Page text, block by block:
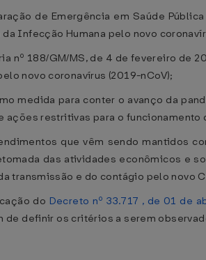
de Emergência em Saúde
Infecção Humana pelo novo
nº 188/GM/MS, de 4 de fevereiro de
novo coronavírus (2019-nCoV);
medida para conter o avanço da
ações restritivas para o
que vêm sendo mantidos
das atividades econômicos e
transmissão e do contágio pelo novo
do Decreto nº 33.717 , de 01 de
de definir os critérios a serem